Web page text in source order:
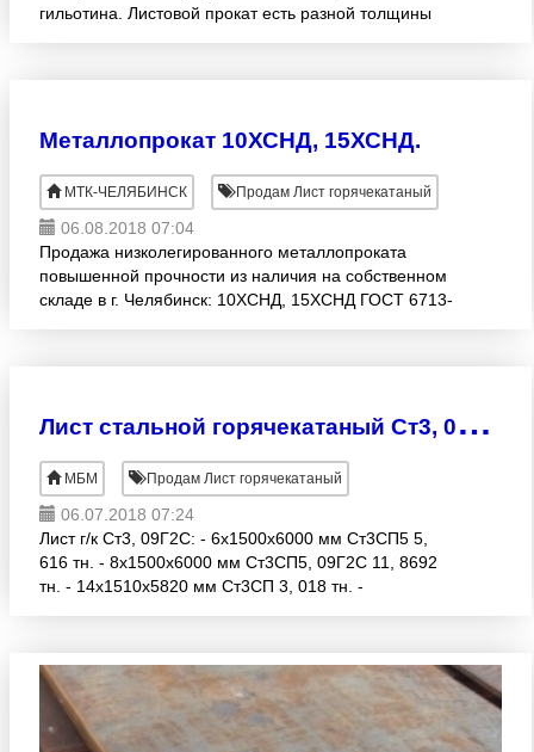
гильотина. Листовой прокат есть разной толщины
Металлопрокат 10ХСНД, 15ХСНД.
МТК-ЧЕЛЯБИНСК Продам Лист горячекатаный
06.08.2018 07:04
Продажа низколегированного металлопроката
повышенной прочности из наличия на собственном
складе в г. Челябинск: 10ХСНД, 15ХСНД ГОСТ 6713-
Л
ист стальной горячекатаный Ст3, 09Г2С
МБМ Продам Лист горячекатаный
06.07.2018 07:24
Лист г/к Ст3, 09Г2С: - 6х1500х6000 мм Ст3СП5 5,
616 тн. - 8х1500х6000 мм Ст3СП5, 09Г2С 11, 8692
тн. - 14х1510х5820 мм Ст3СП 3, 018 тн. -